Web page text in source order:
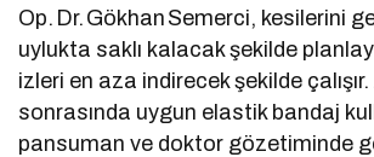
Op. Dr. Gökhan Semerci, kesilerini
uylukta saklı kalacak şekilde
izleri en aza indirecek şekilde
sonrasında uygun elastik bandaj
pansuman ve doktor gözetiminde